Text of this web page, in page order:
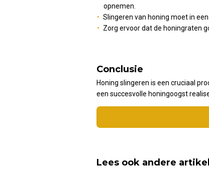
opnemen.
Slingeren van honing moet in
Zorg ervoor dat de honingraten
Conclusie
Honing slingeren is een cruciaal
een succesvolle honingoogst
Lees ook andere